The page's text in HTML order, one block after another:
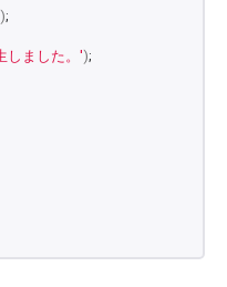
);
しました。');